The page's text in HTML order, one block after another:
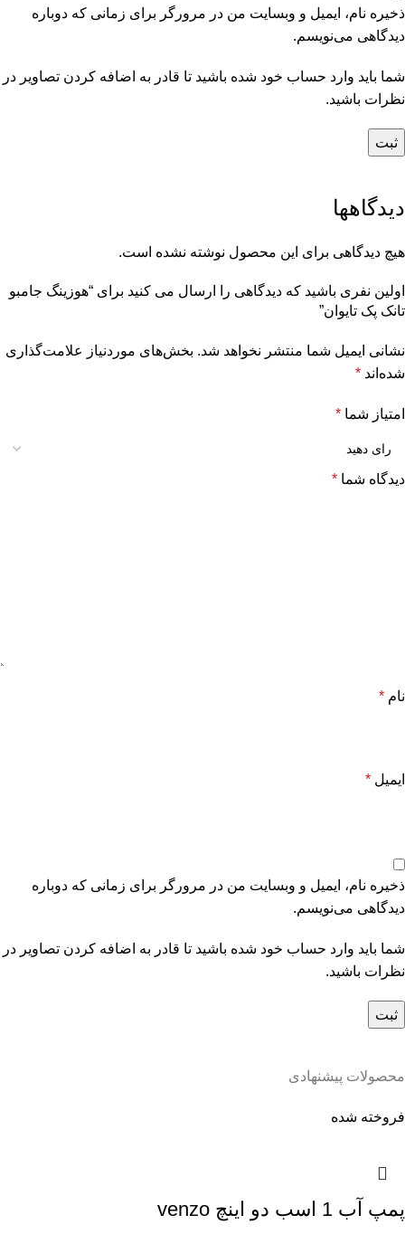
ذخیره نام، ایمیل و وبسایت من در مرورگر برای زمانی که دوباره
دیدگاهی می‌نویسم.
شما باید وارد حساب خود شده باشید تا قادر به اضافه کردن تصاویر در
نظرات باشید.
دیدگاهها
هیچ دیدگاهی برای این محصول نوشته نشده است.
اولین نفری باشید که دیدگاهی را ارسال می کنید برای “هوزینگ جامبو
تانک پک تایوان”
نشانی ایمیل شما منتشر نخواهد شد. بخش‌های موردنیاز علامت‌گذاری
شده‌اند *
امتیاز شما *
دیدگاه شما *
نام *
ایمیل *
ذخیره نام، ایمیل و وبسایت من در مرورگر برای زمانی که دوباره
دیدگاهی می‌نویسم.
شما باید وارد حساب خود شده باشید تا قادر به اضافه کردن تصاویر در
نظرات باشید.
محصولات پیشنهادی
فروخته شده
پمپ آب 1 اسب دو اینچ venzo